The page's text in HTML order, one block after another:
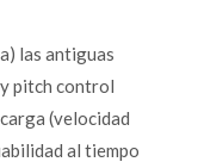
las antiguas
pitch control
(velocidad
al tiempo